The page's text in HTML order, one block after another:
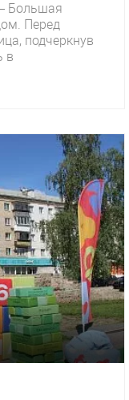
Большая
Перед
подчеркнув
в